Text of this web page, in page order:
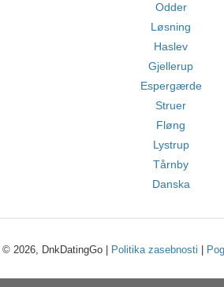
Odder
Løsning
Haslev
Gjellerup
Espergærde
Struer
Fløng
Lystrup
Tårnby
Danska
© 2026, DnkDatingGo | Politika zasebnosti